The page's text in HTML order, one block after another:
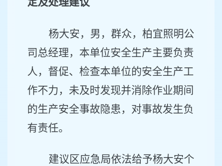
杨大安，男，群众，柏宜照明公
司总经理， 本单位安全生产主要负责
人 ， 督促、检查本单位的安全生产工
作不力，未及时发现并消除作业期间
的生产安全事故隐患， 对事故发生负
有责任。
建议区应急局依法给予杨大安个